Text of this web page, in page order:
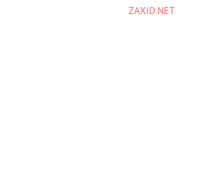
ZAXID.NET